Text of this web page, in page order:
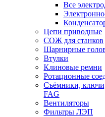
Все
Цепи приводные
СОЖ для станков
Шарнирные
Втулки
Клиновые ремни
Ротационные
Съёмники,
FAG
Вентиляторы
Фильтры ЛЭП